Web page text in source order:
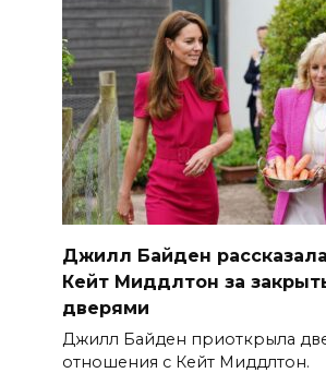
Джилл Байден
Кейт Миддлтон за
дверями
Джилл Байден приоткрыла
отношения с Кейт Миддлтон.